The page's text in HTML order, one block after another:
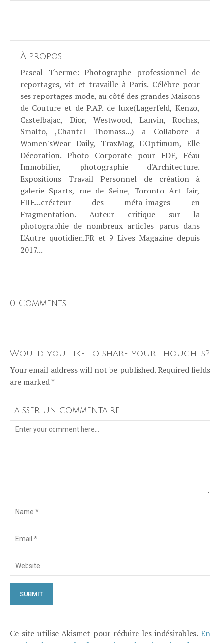
À propos
Pascal Therme: Photographe professionnel de
reportages, vit et travaille à Paris. Célèbre pour
ses reportages mode, au côté des grandes Maisons
de Couture et de P.AP. de luxe(Lagerfeld, Kenzo,
Castelbajac, Dior, Westwood, Lanvin, Rochas,
Smalto, ,Chantal Thomass...) a Collabore à
Women'sWear Daily, TraxMag, L'Optimum, Elle
Décoration. Photo Corporate pour EDF, Féau
Immobilier, photographie d'Architecture.
Expositions Travail Personnel de création à
galerie Sparts, rue de Seine, Toronto Art fair,
FIIE...créateur des méta-images en
Fragmentation. Auteur critique sur la
photographie de nombreux articles parus dans
L'Autre quotidien.FR et 9 Lives Magazine depuis
2017...
0 Comments
Would you like to share your thoughts?
Your email address will not be published. Required fields
are marked *
Laisser un commentaire
Ce site utilise Akismet pour réduire les indésirables. En